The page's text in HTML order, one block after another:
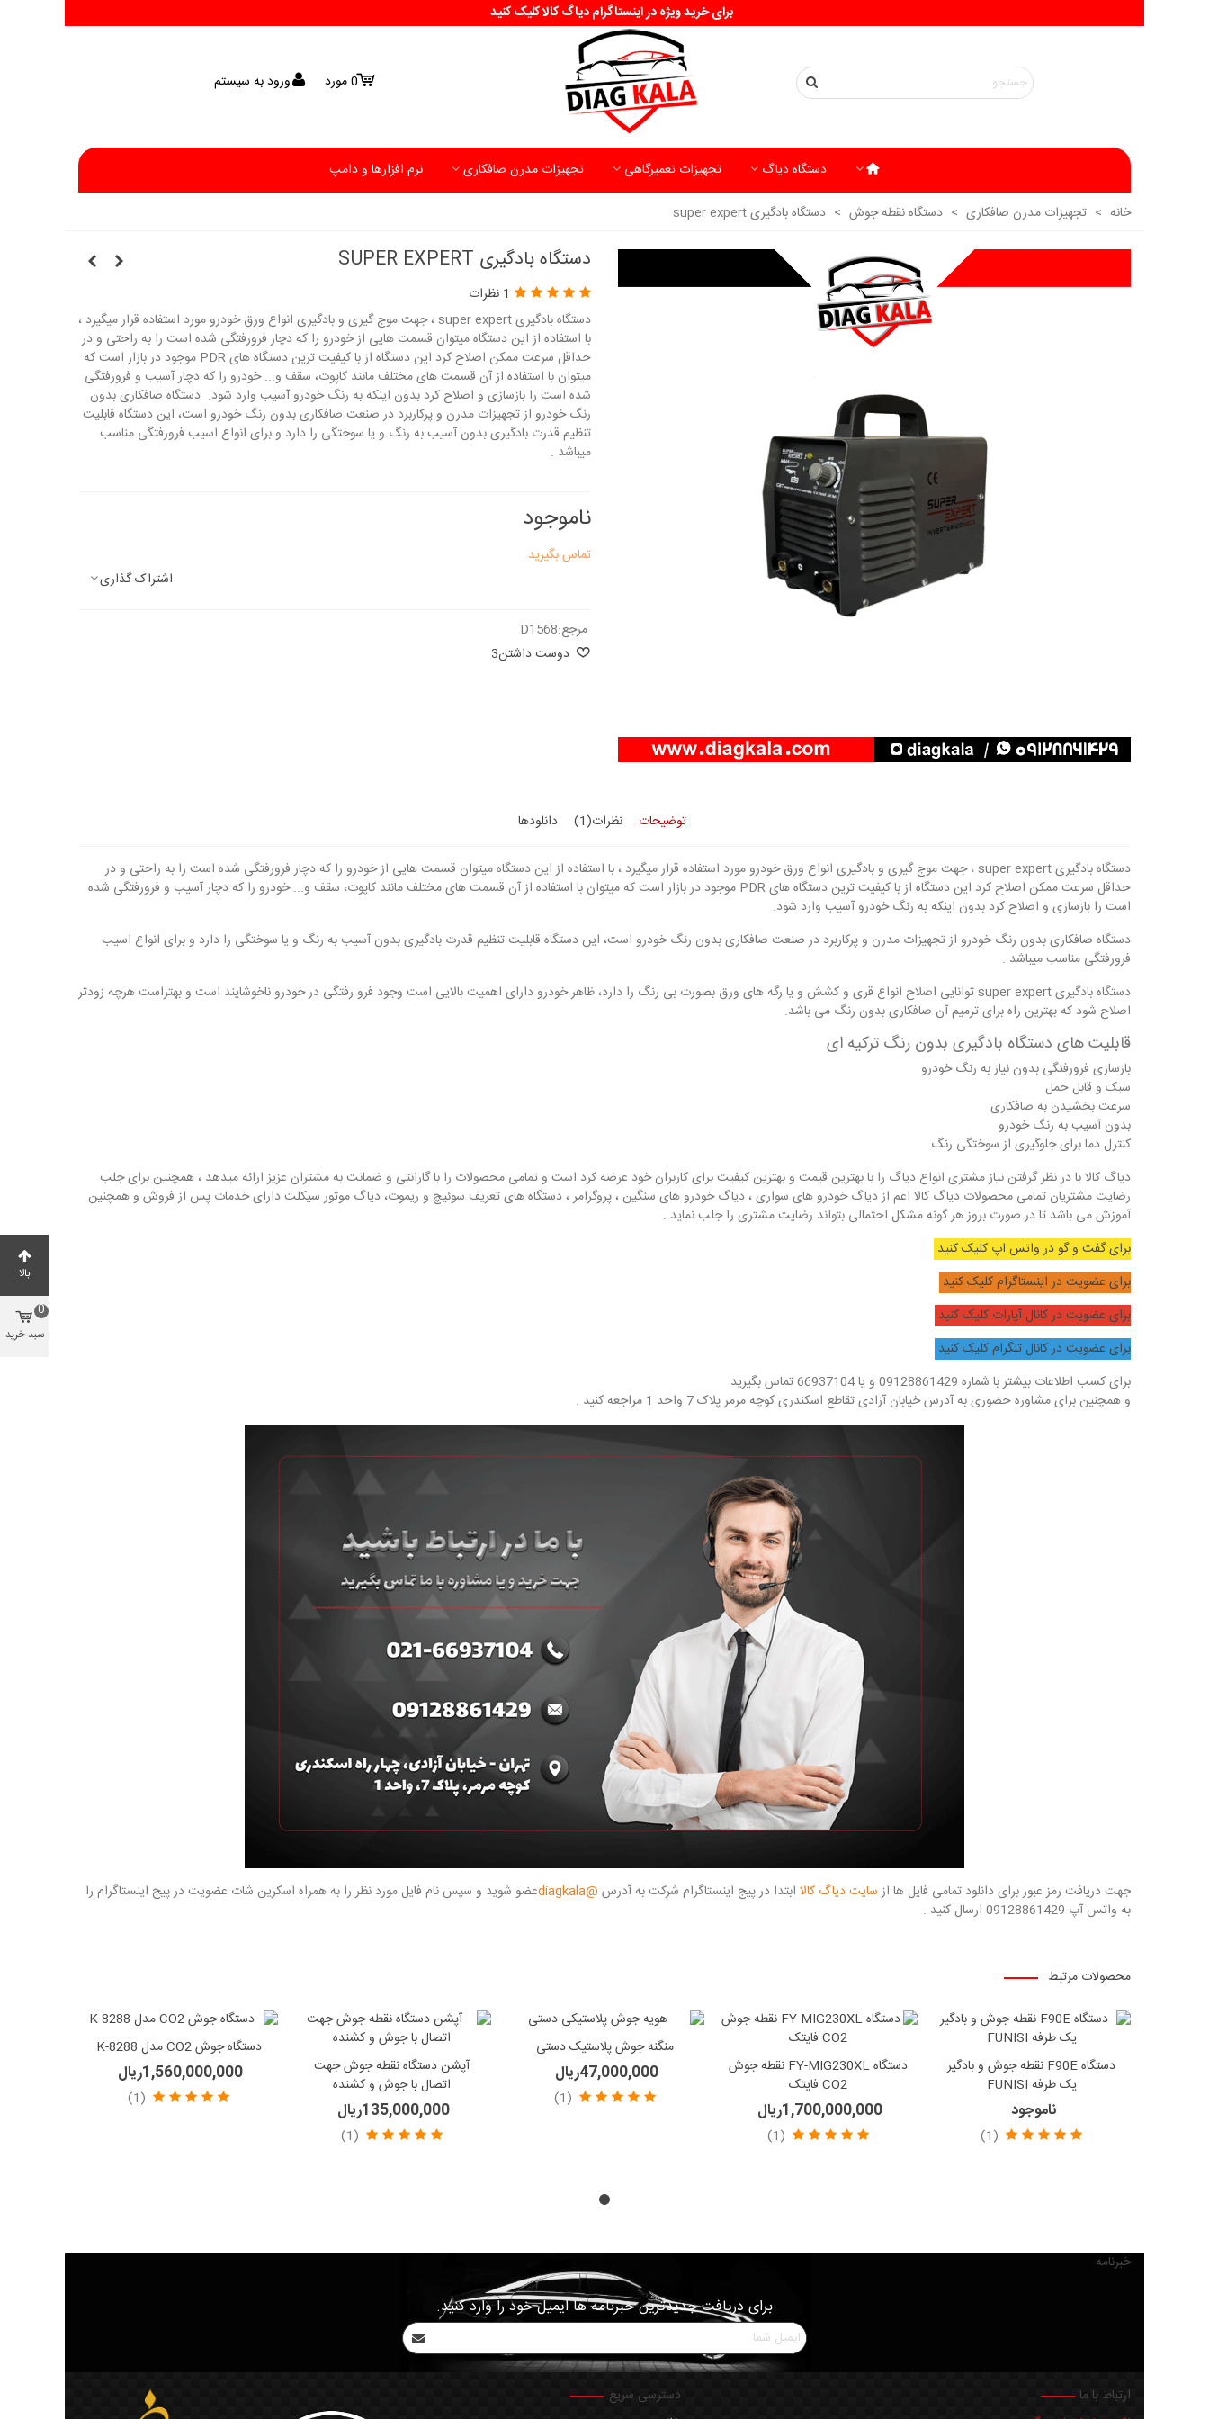
برای خرید ویژه در اینستاگرام دیاگ کالا کلیک کنید
0مورد ورود به سیستم
دستگاه دیاگ تجهیزات تعمیرگاهی تجهیزات مدرن صافکاری
نرم افزارها و دامپ
خانه > تجهیزات مدرن صافکاری > دستگاه نقطه جوش > دستگاه بادگیری super expert
دستگاه بادگیری SUPER EXPERT
1 نظرات
دستگاه بادگیری super expert ، جهت موج گیری و بادگیری انواع ورق خودرو مورد استفاده قرار میگیرد ،
با استفاده از این دستگاه میتوان قسمت هایی از خودرو را که دچار فرورفتگی شده است را به راحتی و در
حداقل سرعت ممکن اصلاح کرد این دستگاه از با کیفیت ترین دستگاه های PDR موجود در بازار است که
میتوان با استفاده از آن قسمت های مختلف مانند کاپوت، سقف و... خودرو را که دچار آسیب و فرورفتگی
شده است را بازسازی و اصلاح کرد بدون اینکه به رنگ خودرو آسیب وارد شود. دستگاه صافکاری بدون
رنگ خودرو از تجهیزات مدرن و پرکاربرد در صنعت صافکاری بدون رنگ خودرو است، این دستگاه قابلیت
تنظیم قدرت بادگیری بدون آسیب به رنگ و یا سوختگی را دارد و برای انواع اسیب فرورفتگی مناسب
میباشد .
ناموجود
تماس بگیرید
اشتراک گذاری
مرجع:D1568
دوست داشتن3
توضیحات نظرات(1) دانلودها
دستگاه بادگیری super expert ، جهت موج گیری و بادگیری انواع ورق خودرو مورد استفاده قرار میگیرد ، با استفاده از این دستگاه میتوان قسمت هایی از خودرو را که دچار فرورفتگی شده است را به راحتی و در
حداقل سرعت ممکن اصلاح کرد این دستگاه از با کیفیت ترین دستگاه های PDR موجود در بازار است که میتوان با استفاده از آن قسمت های مختلف مانند کاپوت، سقف و... خودرو را که دچار آسیب و فرورفتگی شده
است را بازسازی و اصلاح کرد بدون اینکه به رنگ خودرو آسیب وارد شود.
دستگاه صافکاری بدون رنگ خودرو از تجهیزات مدرن و پرکاربرد در صنعت صافکاری بدون رنگ خودرو است، این دستگاه قابلیت تنظیم قدرت بادگیری بدون آسیب به رنگ و یا سوختگی را دارد و برای انواع اسیب
فرورفتگی مناسب میباشد .
دستگاه بادگیری super expert توانایی اصلاح انواع قری و کشش و یا رگه های ورق بصورت بی رنگ را دارد، ظاهر خودرو دارای اهمیت بالایی است وجود فرو رفتگی در خودرو ناخوشایند است و بهتراست هرچه زودتر
اصلاح شود که بهترین راه برای ترمیم آن صافکاری بدون رنگ می باشد.
قابلیت های دستگاه بادگیری بدون رنگ ترکیه ای
بازسازی فرورفتگی بدون نیاز به رنگ خودرو
سبک و قابل حمل
سرعت بخشیدن به صافکاری
بدون آسیب به رنگ خودرو
کنترل دما برای جلوگیری از سوختگی رنگ
دیاگ کالا با در نظر گرفتن نیاز مشتری انواع دیاگ را با بهترین قیمت و بهترین کیفیت برای کاربران خود عرضه کرد است و تمامی محصولات را با گارانتی و ضمانت به مشتران عزیز ارائه میدهد ، همچنین برای جلب
رضایت مشتریان تمامی محصولات دیاگ کالا اعم از دیاگ خودرو های سواری ، دیاگ خودرو های سنگین ، پروگرامر ، دستگاه های تعریف سوئیچ و ریموت، دیاگ موتور سیکلت دارای خدمات پس از فروش و همچنین
آموزش می باشد تا در صورت بروز هر گونه مشکل احتمالی بتواند رضایت مشتری را جلب نماید .
برای گفت و گو در واتس اپ کلیک کنید
برای عضویت در اینستاگرام کلیک کنید
برای عضویت در کانال آپارات کلیک کنید
برای عضویت در کانال تلگرام کلیک کنید
برای کسب اطلاعات بیشتر با شماره 09128861429 و یا 66937104 تماس بگیرید
و همچنین برای مشاوره حضوری به آدرس خیابان آزادی تقاطع اسکندری کوچه مرمر پلاک 7 واحد 1 مراجعه کنید .
جهت دریافت رمز عبور برای دانلود تمامی فایل ها از سایت دیاگ کالا ابتدا در پیج اینستاگرام شرکت به آدرس @diagkala
عضو شوید و سپس نام فایل مورد نظر را به همراه اسکرین شات عضویت در پیج اینستاگرام را
به واتس آپ 09128861429 ارسال کنید .
محصولات مرتبط
دستگاه F90E نقطه جوش و بادگیر
یک طرفه FUNISI
ناموجود
(1)
دستگاه FY-MIG230XL نقطه جوش
CO2 فایتک
1,700,000,000ریال
(1)
منگنه جوش پلاستیک دستی
47,000,000ریال
(1)
آپشن دستگاه نقطه جوش جهت
اتصال با جوش و کشنده
135,000,000ریال
(1)
دستگاه جوش CO2 مدل K-8288
1,560,000,000ریال
(1)
خبرنامه
برای دریافت جدیدترین خبرنامه ها ایمیل خود را وارد کنید.
ارتباط با ما
دسترسی سریع
بالا
سبد خرید
0